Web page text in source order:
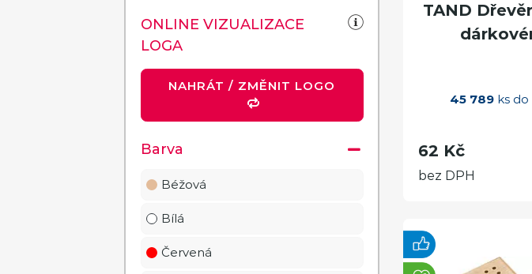
ONLINE VIZUALIZACE
LOGA
Barva
Béžová
Bílá
Červená
TAND
45 789 ks
62 Kč
bez DPH